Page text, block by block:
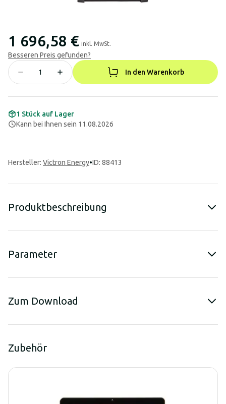
1 696,58 € inkl. MwSt.
Besseren Preis gefunden?
In den Warenkorb
1 Stück auf Lager
Kann bei Ihnen sein 11.08.2026
Hersteller: Victron Energy•ID: 88413
Produktbeschreibung
Parameter
Zum Download
Zubehör